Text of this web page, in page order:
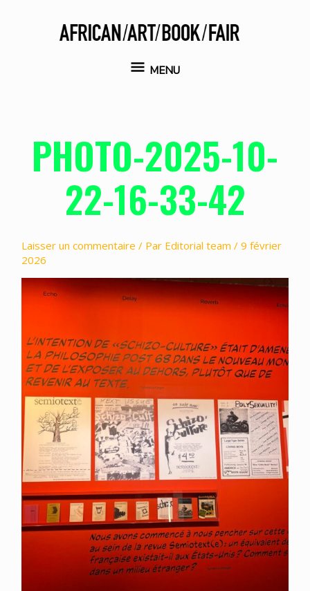
MENU
MENU
PHOTO-2025-10-
22-16-33-42
Laisser un commentaire / Par Editorial team / 9 février
2026